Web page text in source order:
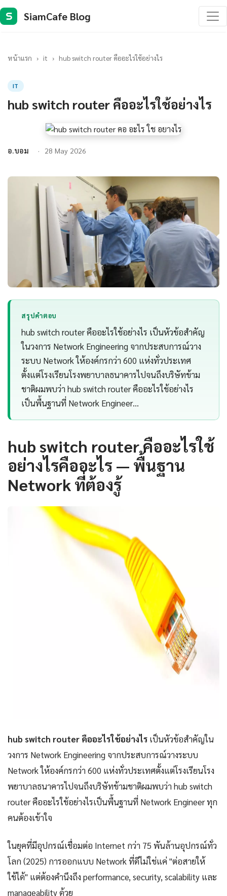
S SiamCafe Blog
หน้าแรก › it › hub switch router คืออะไรใช้อย่างไร
IT
hub switch router คืออะไรใช้อย่างไร
อ.บอม 28 May 2026
สรุปคำตอบ
hub switch router คืออะไรใช้อย่างไร เป็นหัวข้อสำคัญ
ในวงการ Network Engineering จากประสบการณ์วาง
ระบบ Network ให้องค์กรกว่า 600 แห่งทั่วประเทศ
ตั้งแต่โรงเรียนโรงพยาบาลธนาคารไปจนถึงบริษัทข้าม
ชาติผมพบว่า hub switch router คืออะไรใช้อย่างไร
เป็นพื้นฐานที่ Network Engineer…
hub switch router คืออะไรใช้
อย่างไรคืออะไร — พื้นฐาน
Network ที่ต้องรู้
hub switch router คืออะไรใช้อย่างไร เป็นหัวข้อสำคัญใน
วงการ Network Engineering จากประสบการณ์วางระบบ
Network ให้องค์กรกว่า 600 แห่งทั่วประเทศตั้งแต่โรงเรียนโรง
พยาบาลธนาคารไปจนถึงบริษัทข้ามชาติผมพบว่า hub switch
router คืออะไรใช้อย่างไรเป็นพื้นฐานที่ Network Engineer ทุก
คนต้องเข้าใจ
ในยุคที่มีอุปกรณ์เชื่อมต่อ Internet กว่า 75 พันล้านอุปกรณ์ทั่ว
โลก (2025) การออกแบบ Network ที่ดีไม่ใช่แค่ "ต่อสายให้
ใช้ได้" แต่ต้องคำนึงถึง performance, security, scalability และ
manageability ด้วย